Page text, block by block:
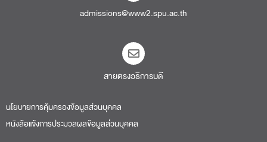
admissions@www2.spu.ac.th
สายตรงอธิการบดี​
นโยบายการคุ้มครองข้อมูลส่วนบุคคล
หนังสือแจ้งการประมวลผลข้อมูลส่วนบุคคล